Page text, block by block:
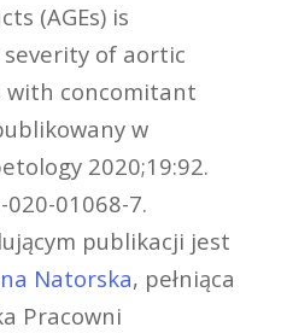
(AGEs) is
of aortic
concomitant
w
2020;19:92.
01068-7.
publikacji jest
Natorska, pełniąca
Pracowni